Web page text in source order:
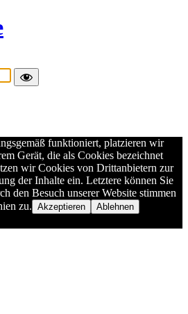
funktioniert, platzieren wir
Gerät, die als Cookies bezeichnet
wir Cookies von Drittanbietern zur
der Inhalte ein. Letztere können Sie
den Besuch unserer Website stimmen
zu. Akzeptieren
Ablehnen